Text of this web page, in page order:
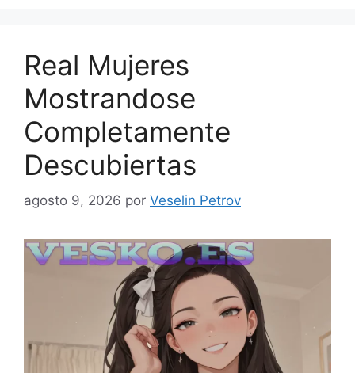
Real Mujeres
Mostrandose
Completamente
Descubiertas
agosto 9, 2026 por Veselin Petrov